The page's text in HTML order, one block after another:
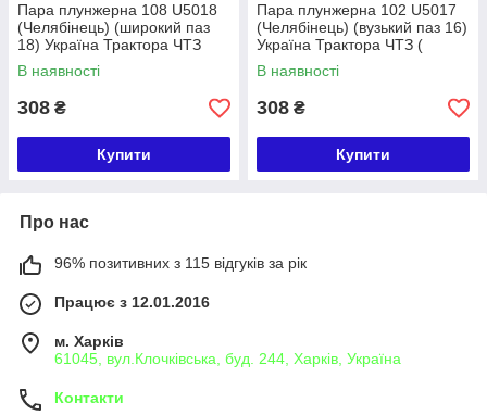
Пара плунжерна 108 U5018
(Челябінець) (широкий паз
18) Україна Трактора ЧТЗ
(Т-130, Т-170)
В наявності
308 ₴
Купити
Пара плунжерна 102 U5017
(Челябінець) (вузький паз 16)
Україна Трактора ЧТЗ (
Т-130, Т-170) Д-160, Д-108
В наявності
308 ₴
Купити
Про нас
96% позитивних з 115 відгуків за рік
Працює з 12.01.2016
м. Харків
61045, вул.Клочківська, буд. 244, Харків, Україна
Контакти